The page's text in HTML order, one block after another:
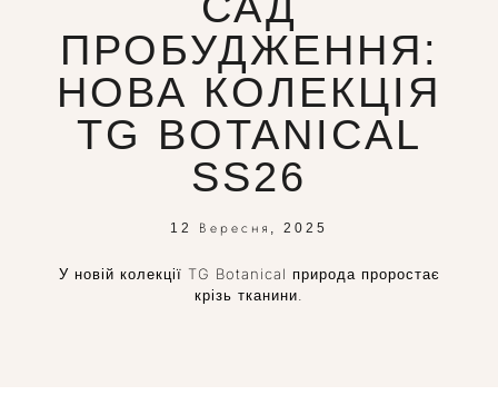
ПРОБУДЖЕННЯ:
НОВА КОЛЕКЦІЯ
TG BOTANICAL
SS26
12 Вересня, 2025
У новій колекції TG Botanical природа проростає
крізь тканини.